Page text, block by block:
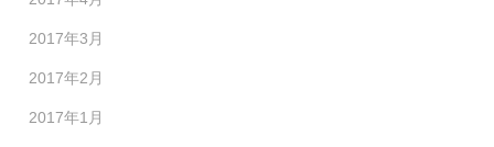
2017年3月
2017年2月
2017年1月